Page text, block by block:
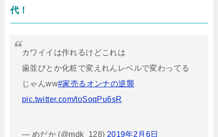
代！
カワイイは作れるけどこれは
歯並びとか化粧で変えれんレベルで変わってる
じゃんww#家売るオンナの逆襲
pic.twitter.com/toSoqPu6sR
— めだか (@mdk_128) 2019年2月6日